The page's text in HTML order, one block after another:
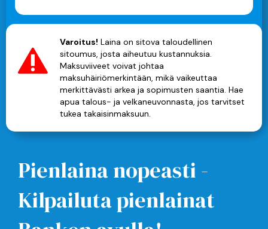
Pienlaina nopeasti -
Kilpailuta pienlainat
Varoitus! Laina on sitova taloudellinen
sitoumus, josta aiheutuu kustannuksia.
Maksuviiveet voivat johtaa
maksuhäiriömerkintään, mikä vaikeuttaa
merkittävästi arkea ja sopimusten saantia. Hae
apua talous- ja velkaneuvonnasta, jos tarvitset
tukea takaisinmaksuun.